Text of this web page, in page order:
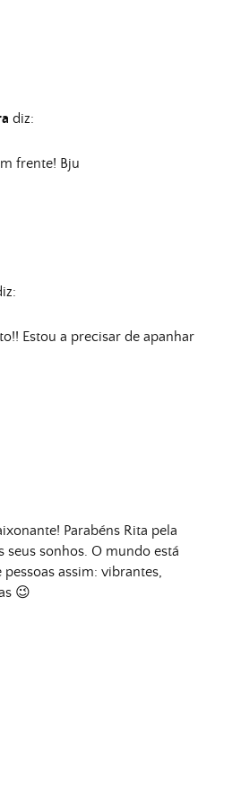
diz:
frente! Bju
Estou a precisar de apanhar
Parabéns Rita pela
seus sonhos. O mundo está
assim: vibrantes,
😉